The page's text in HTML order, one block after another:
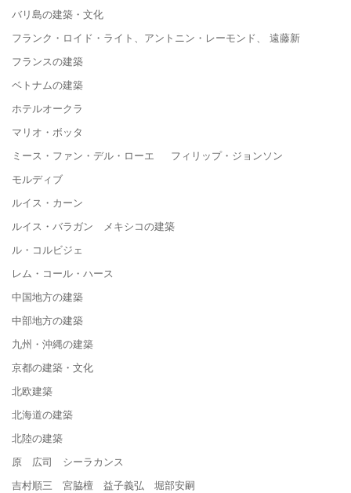
バリ島の建築・文化
フランク・ロイド・ライト、アントニン・レーモンド、 遠藤新
フランスの建築
ベトナムの建築
ホテルオークラ
マリオ・ボッタ
ミース・ファン・デル・ローエ フィリップ・ジョンソン
モルディブ
ルイス・カーン
ルイス・バラガン メキシコの建築
ル・コルビジェ
レム・コール・ハース
中国地方の建築
中部地方の建築
九州・沖縄の建築
京都の建築・文化
北欧建築
北海道の建築
北陸の建築
原 広司 シーラカンス
吉村順三 宮脇檀 益子義弘 堀部安嗣